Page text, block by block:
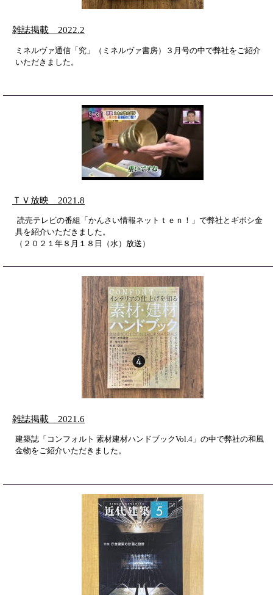
雑誌掲載 2022.2
ミネルヴァ通信「究」（ミネルヴァ書房）３月号の中で弊社をご紹介
いただきました。
ＴＶ放映 2021.8
読売テレビの番組「かんさい情報ネットｔｅｎ！」で弊社とギボシ金
具を紹介いただきました。
（２０２１年８月１８日（水）放送）
雑誌掲載 2021.6
建築誌「コンフォルト 素材建材ハンドブックVol.4」の中で弊社の和風
金物をご紹介いただきました。